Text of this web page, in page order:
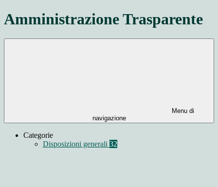
Amministrazione Trasparente
Menu di
navigazione
Categorie
Disposizioni generali 32